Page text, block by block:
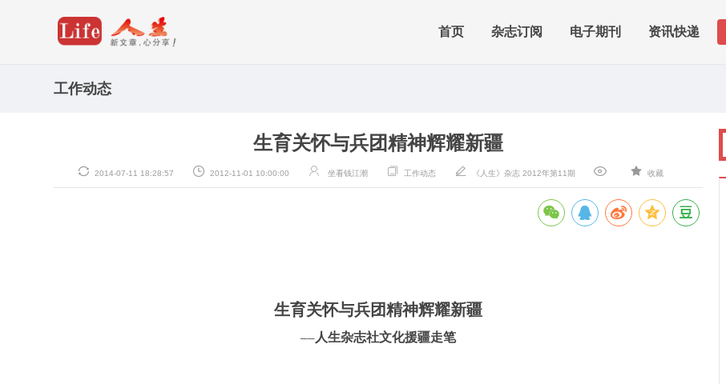
首页 杂志订阅 电子期刊 资讯快递
工作动态
生育关怀与兵团精神辉耀新疆
2014-07-11 18:28:57 2012-11-01 10:00:00 坐看钱江潮 工作动态 《人生》杂志 2012年第11期 收藏
生育关怀与兵团精神辉耀新疆
── 人生杂志社文化援疆走笔